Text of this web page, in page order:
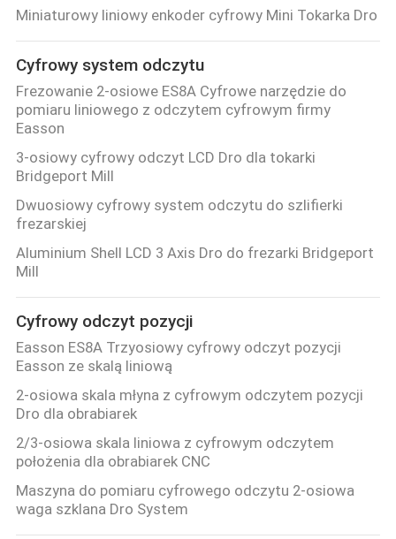
Miniaturowy liniowy enkoder cyfrowy Mini Tokarka Dro
Cyfrowy system odczytu
Frezowanie 2-osiowe ES8A Cyfrowe narzędzie do
pomiaru liniowego z odczytem cyfrowym firmy
Easson
3-osiowy cyfrowy odczyt LCD Dro dla tokarki
Bridgeport Mill
Dwuosiowy cyfrowy system odczytu do szlifierki
frezarskiej
Aluminium Shell LCD 3 Axis Dro do frezarki Bridgeport
Mill
Cyfrowy odczyt pozycji
Easson ES8A Trzyosiowy cyfrowy odczyt pozycji
Easson ze skalą liniową
2-osiowa skala młyna z cyfrowym odczytem pozycji
Dro dla obrabiarek
2/3-osiowa skala liniowa z cyfrowym odczytem
położenia dla obrabiarek CNC
Maszyna do pomiaru cyfrowego odczytu 2-osiowa
waga szklana Dro System